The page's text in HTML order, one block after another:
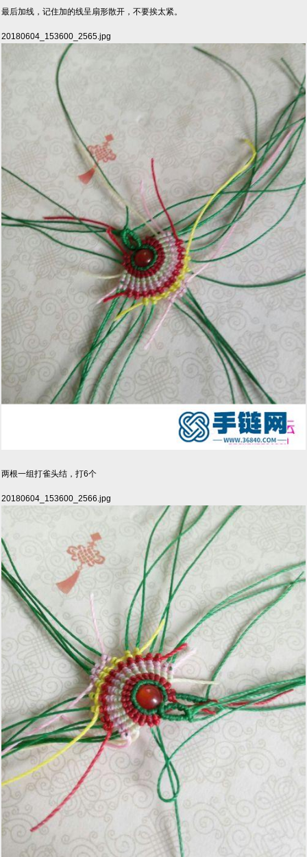
最后加线，记住加的线呈扇形散开，不要挨太紧。
20180604_153600_2565.jpg
两根一组打雀头结，打6个
20180604_153600_2566.jpg